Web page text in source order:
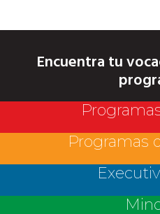
Encuentra tu
Programas